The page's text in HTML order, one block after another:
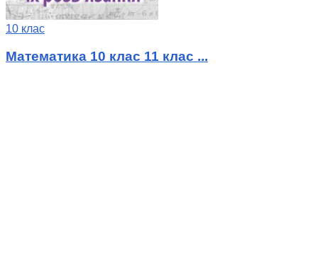
10 клас
Математика 10 клас 11 клас ...